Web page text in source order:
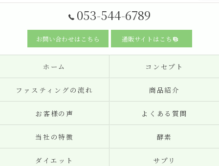
053-544-6789
お問い合わせはこちら 通販サイトはこちら
ホーム コンセプト
ファスティングの流れ 商品紹介
お客様の声 よくある質問
当社の特徴 酵素
ダイエット サプリ